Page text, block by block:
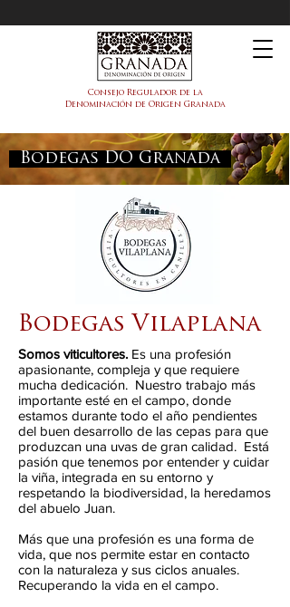
Consejo Regulador de la
Denominación de Origen Granada
Bodegas DO Granada
Bodegas Vilaplana
Somos viticultores. Es una profesión
apasionante, compleja y que requiere
mucha dedicación. Nuestro trabajo más
importante esté en el campo, donde
estamos durante todo el año pendientes
del buen desarrollo de las cepas para que
produzcan una uvas de gran calidad. Está
pasión que tenemos por entender y cuidar
la viña, integrada en su entorno y
respetando la biodiversidad, la heredamos
del abuelo Juan.
Más que una profesión es una forma de
vida, que nos permite estar en contacto
con la naturaleza y sus ciclos anuales.
Recuperando la vida en el campo.